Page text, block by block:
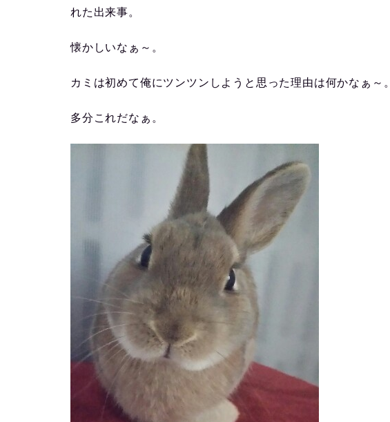
れた出来事。
懐かしいなぁ～。
カミは初めて俺にツンツンしようと思った理由は何かなぁ～。
多分これだなぁ。